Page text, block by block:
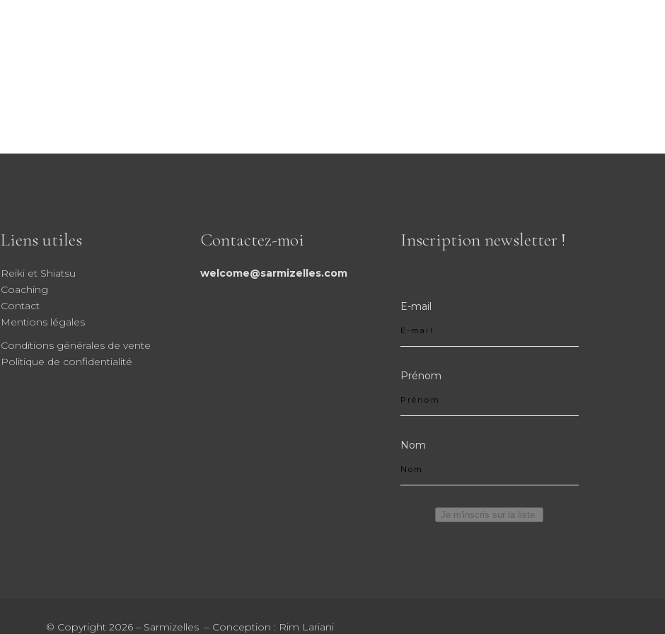
Liens utiles
Reiki et Shiatsu
Coaching
Contact
Mentions légales
Conditions générales de vente
Politique de confidentialité
Contactez-moi
welcome@sarmizelles.com
Inscription newsletter !
E-mail
Prénom
Nom
Je m'inscris sur la liste.
© Copyright 2026 – Sarmizelles – Conception : Rim Lariani